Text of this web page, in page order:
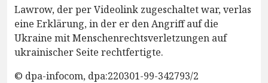
Lawrow, der per Videolink zugeschaltet war, verlas
eine Erklärung, in der er den Angriff auf die
Ukraine mit Menschenrechtsverletzungen auf
ukrainischer Seite rechtfertigte.
© dpa-infocom, dpa:220301-99-342793/2